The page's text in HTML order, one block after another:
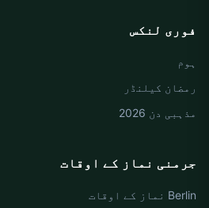
فوری لنکس
ہوم
رمضان کیلنڈر
مذہبی دن 2026
جرمنی نماز کے اوقات
Berlin نماز کے اوقات